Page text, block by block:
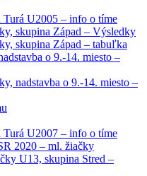
U2005 – info o tíme
skupina Západ – Výsledky
skupina Západ – tabuľka
o 9.-14. miesto –
nadstavba o 9.-14. miesto –
U2007 – info o tíme
2020 – ml. žiačky
U13, skupina Stred –